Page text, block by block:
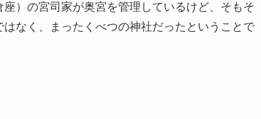
）の宮司家が奥宮を管理しているけど、そもそ
なく、まったくべつの神社だったということで